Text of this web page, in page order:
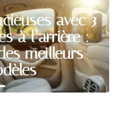
avec 3
à l’arrière :
meilleurs